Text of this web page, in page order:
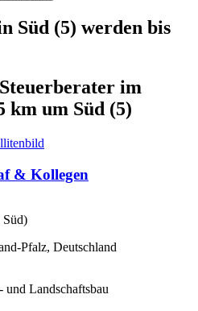
Süd (5) werden bis
Steuerberater im
km um Süd (5)
& Kollegen
Süd)
Pfalz, Deutschland
und Landschaftsbau